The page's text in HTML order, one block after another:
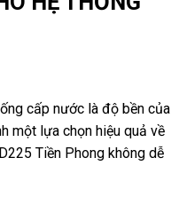
cấp nước là độ bền của
một lựa chọn hiệu quả về
Tiền Phong không dễ